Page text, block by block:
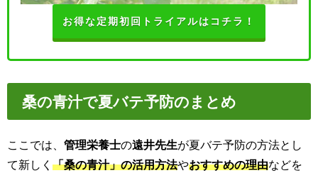
お得な定期初回トライアルはコチラ！
桑の青汁で夏バテ予防のまとめ
ここでは、 管理栄養士の遠井先生が夏バテ予防の方法とし
て新しく 「桑の青汁」の活用方法やおすすめの理由などを